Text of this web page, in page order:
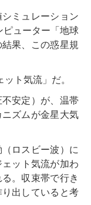
ミュレーション
ューター「地球
果、この惑星規
ト気流」だ。
安定）が、温帯
ズムが金星大気
ロスビー波）に
ット気流が加わ
。収束帯で行き
出していると考